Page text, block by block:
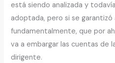
está siendo analizada y
adoptada, pero si se garantizó
fundamentalmente, que por
va a embargar las cuentas de
dirigente.